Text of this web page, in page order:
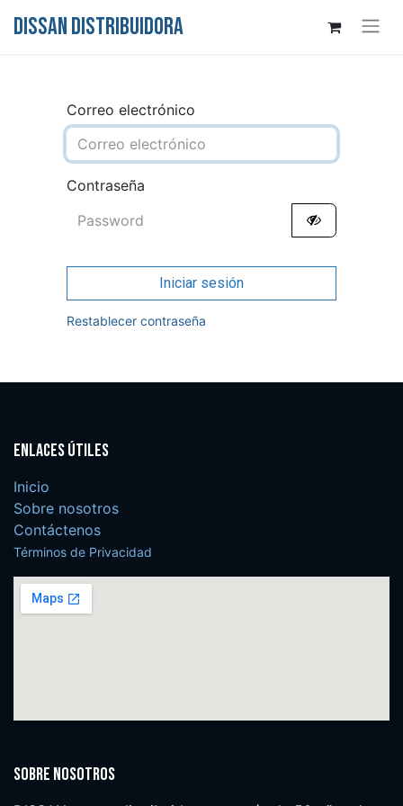
DISSAN DISTRIBUIDORA
Correo electrónico
Contraseña
Iniciar sesión
Restablecer contraseña
Enlaces útiles
Inicio
Sobre nosotros
Contáctenos
Términos de Privacidad
Sobre nosotros